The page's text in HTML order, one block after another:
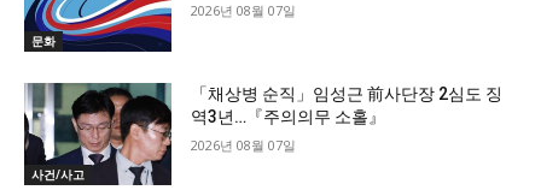
문화
2026년 08월 07일
사건/사고
「채상병 순직」임성근 前사단장 2심도 징
역3년…『주의의무 소홀』
2026년 08월 07일